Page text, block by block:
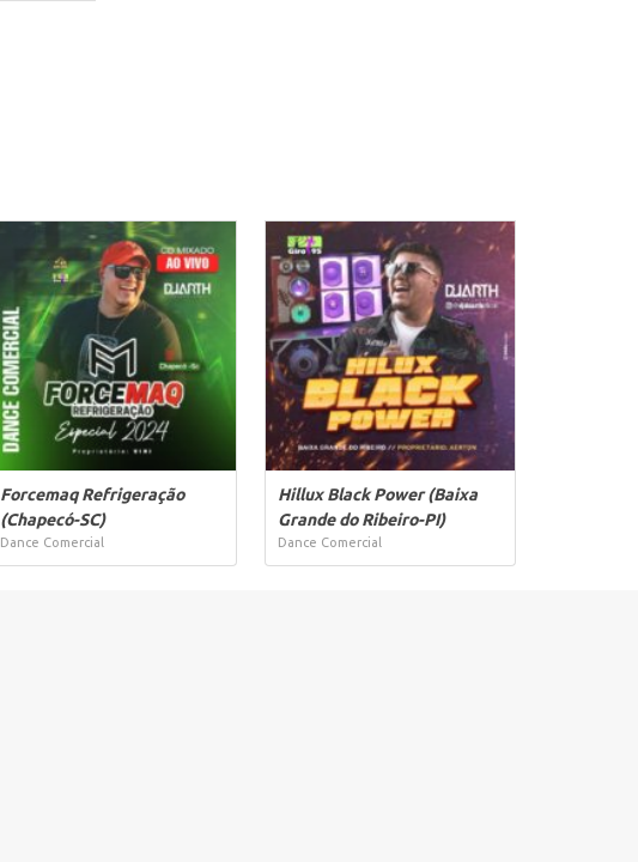
Forcemaq Refrigeração
(Chapecó-SC)
Dance Comercial
Hillux Black Power (Baixa
Grande do Ribeiro-PI)
Dance Comercial